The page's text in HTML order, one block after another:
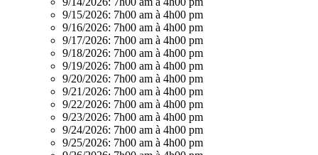
9/15/2026: 7h00 am à 4h00 pm
9/16/2026: 7h00 am à 4h00 pm
9/17/2026: 7h00 am à 4h00 pm
9/18/2026: 7h00 am à 4h00 pm
9/19/2026: 7h00 am à 4h00 pm
9/20/2026: 7h00 am à 4h00 pm
9/21/2026: 7h00 am à 4h00 pm
9/22/2026: 7h00 am à 4h00 pm
9/23/2026: 7h00 am à 4h00 pm
9/24/2026: 7h00 am à 4h00 pm
9/25/2026: 7h00 am à 4h00 pm